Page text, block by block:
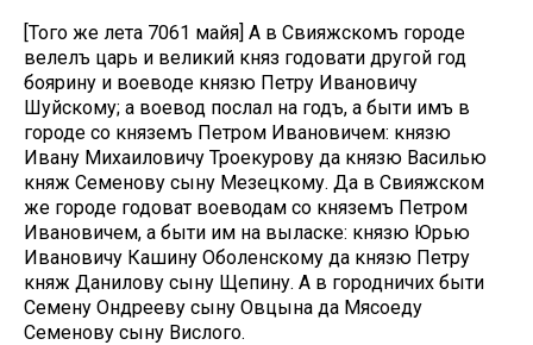
[Того же лета 7061 майя] А в Свияжскомъ городе
велелъ царь и великий княз годовати другой год
боярину и воеводе князю Петру Ивановичу
Шуйскому; а воевод послал на годъ, а быти имъ в
городе со княземъ Петром Ивановичем: князю
Ивану Михаиловичу Троекурову да князю Василью
княж Семенову сыну Мезецкому. Да в Свияжском
же городе годоват воеводам со княземъ Петром
Ивановичем, а быти им на выласке: князю Юрью
Ивановичу Кашину Оболенскому да князю Петру
княж Данилову сыну Щепину. А в городничих быти
Семену Ондрееву сыну Овцына да Мясоеду
Семенову сыну Вислого.